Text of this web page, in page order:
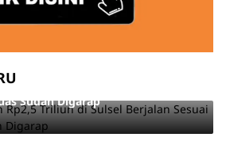
Rp2,5 Triliun di Sulsel Berjalan
Sudah Digarap